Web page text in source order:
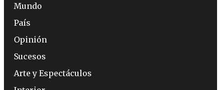
Mundo
País
Opinión
Sucesos
Arte y Espectáculos